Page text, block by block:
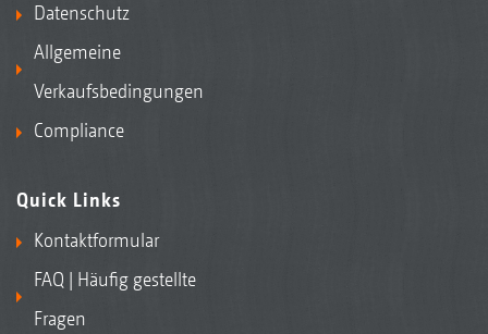
Datenschutz
Allgemeine
Verkaufsbedingungen
Compliance
Quick Links
Kontaktformular
FAQ | Häufig gestellte
Fragen